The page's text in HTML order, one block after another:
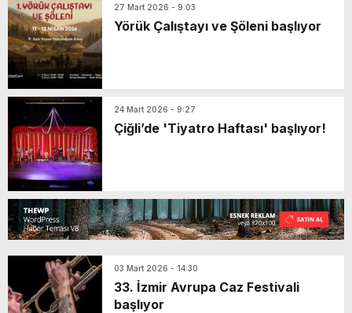
27 Mart 2026 - 9:03
Yörük Çalıştayı ve Şöleni başlıyor
24 Mart 2026 - 9:27
Çiğli’de 'Tiyatro Haftası' başlıyor!
03 Mart 2026 - 14:30
33. İzmir Avrupa Caz Festivali
başlıyor